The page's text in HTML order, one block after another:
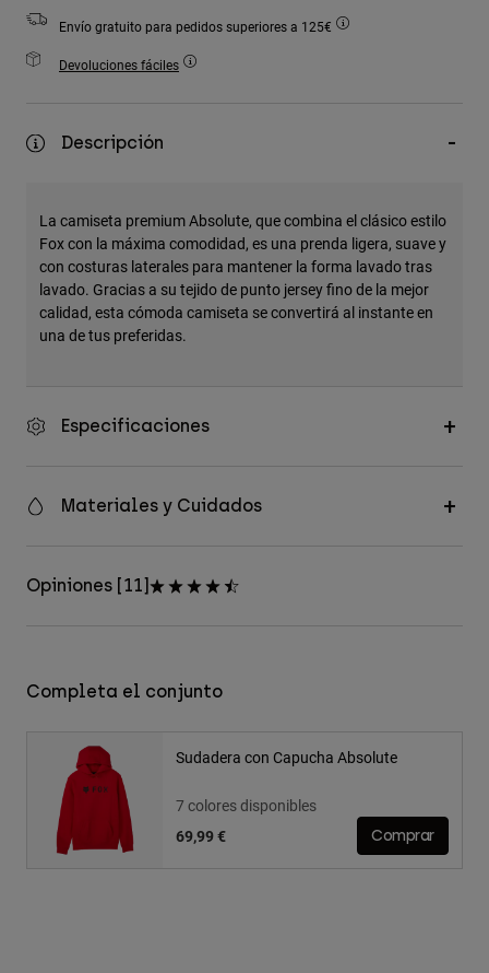
Accesorios
Ver Todo
Gorras y Gorros
Envío gratuito para pedidos superiores a 125€
Devoluciones fáciles
Descripción
La camiseta premium Absolute, que combina el clásico estilo
Fox con la máxima comodidad, es una prenda ligera, suave y
con costuras laterales para mantener la forma lavado tras
lavado. Gracias a su tejido de punto jersey fino de la mejor
calidad, esta cómoda camiseta se convertirá al instante en
una de tus preferidas.
Especificaciones
Materiales y Cuidados
Opiniones [11]
Completa el conjunto
Sudadera con Capucha Absolute
7 colores disponibles
69,99 €
Comprar